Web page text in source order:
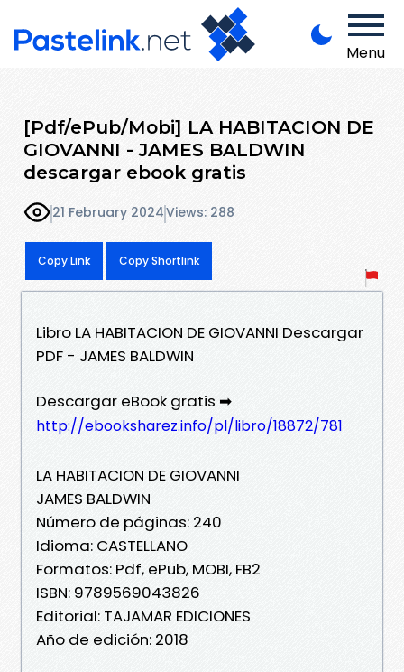
Menu
[Pdf/ePub/Mobi] LA HABITACION DE
GIOVANNI - JAMES BALDWIN
descargar ebook gratis
21 February 2024Views: 288
Copy Link Copy Shortlink
Libro LA HABITACION DE GIOVANNI Descargar
PDF - JAMES BALDWIN
Descargar eBook gratis ➡
http://ebooksharez.info/pl/libro/18872/781
LA HABITACION DE GIOVANNI
JAMES BALDWIN
Número de páginas: 240
Idioma: CASTELLANO
Formatos: Pdf, ePub, MOBI, FB2
ISBN: 9789569043826
Editorial: TAJAMAR EDICIONES
Año de edición: 2018